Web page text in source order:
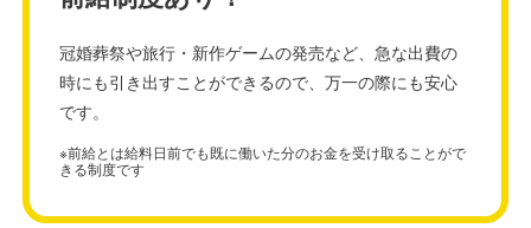
冠婚葬祭や旅行・新作ゲームの発売など、急な出費の
時にも引き出すことができるので、万一の際にも安心
です。
※前給とは給料日前でも既に働いた分のお金を受け取ることがで
きる制度です